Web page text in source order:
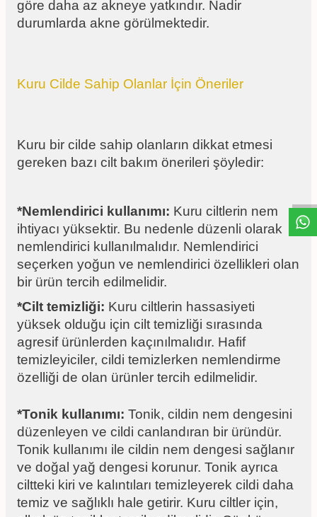
göre daha az akneye yatkındır. Nadir
durumlarda akne görülmektedir.
Kuru Cilde Sahip Olanlar İçin Öneriler
Kuru bir cilde sahip olanların dikkat etmesi
gereken bazı cilt bakım önerileri şöyledir:
*Nemlendirici kullanımı: Kuru ciltlerin nem
ihtiyacı yüksektir. Bu nedenle düzenli olarak
nemlendirici kullanılmalıdır. Nemlendirici
seçerken yoğun ve nemlendirici özellikleri olan
bir ürün tercih edilmelidir.
*Cilt temizliği: Kuru ciltlerin hassasiyeti
yüksek olduğu için cilt temizliği sırasında
agresif ürünlerden kaçınılmalıdır. Hafif
temizleyiciler, cildi temizlerken nemlendirme
özelliği de olan ürünler tercih edilmelidir.
*Tonik kullanımı: Tonik, cildin nem dengesini
düzenleyen ve cildi canlandıran bir üründür.
Tonik kullanımı ile cildin nem dengesi sağlanır
ve doğal yağ dengesi korunur. Tonik ayrıca
ciltteki kiri ve kalıntıları temizleyerek cildi daha
temiz ve sağlıklı hale getirir. Kuru ciltler için,